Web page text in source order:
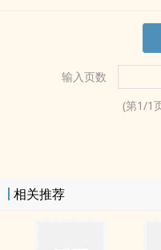
输入页数
(第1/1
相关推荐